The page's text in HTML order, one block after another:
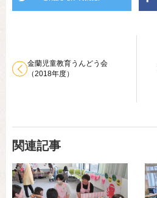
関連記事
金蘭児童教育うんどう会
（2018年度）